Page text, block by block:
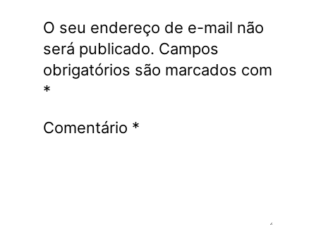
O seu endereço de e-mail não
será publicado. Campos
obrigatórios são marcados com
*
Comentário *